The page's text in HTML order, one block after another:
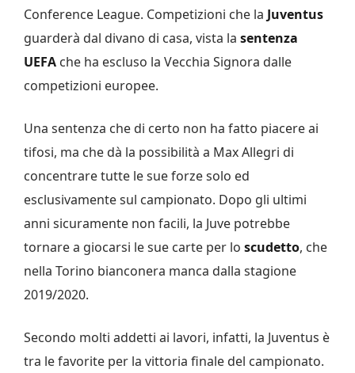
Conference League. Competizioni che la Juventus
guarderà dal divano di casa, vista la sentenza
UEFA che ha escluso la Vecchia Signora dalle
competizioni europee.
Una sentenza che di certo non ha fatto piacere ai
tifosi, ma che dà la possibilità a Max Allegri di
concentrare tutte le sue forze solo ed
esclusivamente sul campionato. Dopo gli ultimi
anni sicuramente non facili, la Juve potrebbe
tornare a giocarsi le sue carte per lo scudetto, che
nella Torino bianconera manca dalla stagione
2019/2020.
Secondo molti addetti ai lavori, infatti, la Juventus è
tra le favorite per la vittoria finale del campionato.